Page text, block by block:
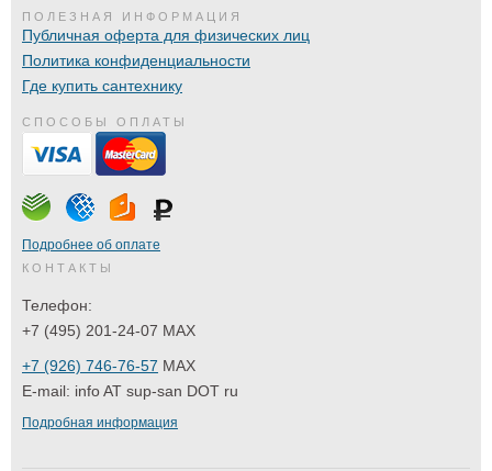
ПОЛЕЗНАЯ ИНФОРМАЦИЯ
Публичная оферта для физических лиц
Политика конфиденциальности
Где купить сантехнику
СПОСОБЫ ОПЛАТЫ
Подробнее об оплате
КОНТАКТЫ
Телефон:
+7 (495) 201-24-07 MAX
+7 (926) 746-76-57 MAX
E-mail: info AT sup-san DOT ru
Подробная информация